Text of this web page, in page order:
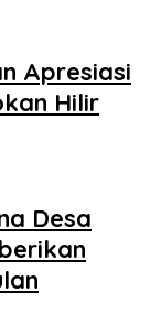
Apresiasi
Hilir
Desa